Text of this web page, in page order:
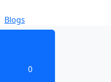
Blogs
0